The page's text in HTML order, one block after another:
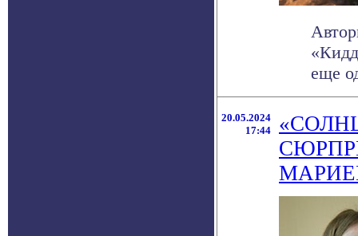
еще
20.05.2024
17:44